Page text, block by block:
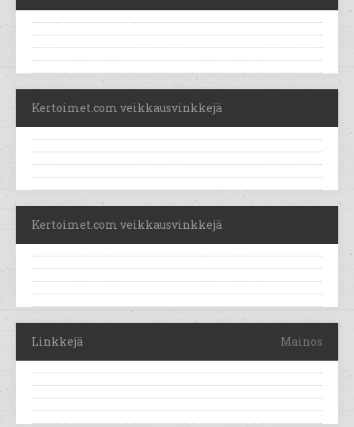
Kertoimet.com veikkausvinkkejä
Kertoimet.com veikkausvinkkejä
Linkkejä Mainos